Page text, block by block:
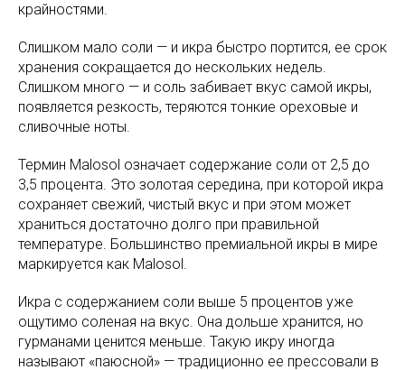
крайностями.
Слишком мало соли — и икра быстро портится, ее срок
хранения сокращается до нескольких недель.
Слишком много — и соль забивает вкус самой икры,
появляется резкость, теряются тонкие ореховые и
сливочные ноты.
Термин Malosol означает содержание соли от 2,5 до
3,5 процента. Это золотая середина, при которой икра
сохраняет свежий, чистый вкус и при этом может
храниться достаточно долго при правильной
температуре. Большинство премиальной икры в мире
маркируется как Malosol.
Икра с содержанием соли выше 5 процентов уже
ощутимо соленая на вкус. Она дольше хранится, но
гурманами ценится меньше. Такую икру иногда
называют «паюсной» — традиционно ее прессовали в